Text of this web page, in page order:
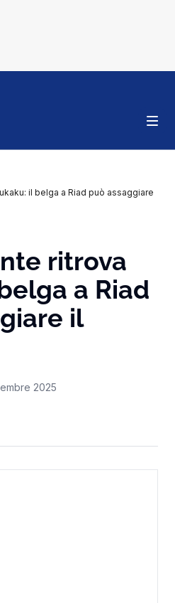
il belga a Riad può assaggiare
ritrova
a Riad
il
2025